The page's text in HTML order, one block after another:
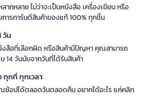
กหลาย ไม่ว่าจะเป็นหนังสือ เครื่องเขียน หรือ
ารการันตีสินค้าของแท้ 100% ทุกชิ้น
วัน
นังสือที่เลือกผิด หรือสินค้ามีปัญหา คุณสามารถ
14 วันนับจากวันที่ได้รับสินค้า
ทุกที่ ทุกเวลา
ช้อปได้ตลอดวันตลอดคืน อยากได้อะไร แค่คลิก